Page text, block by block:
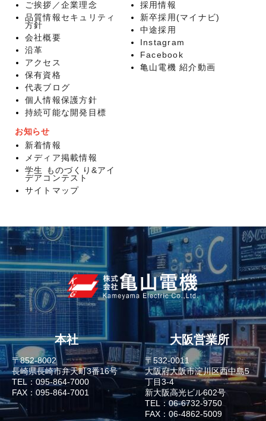
ご挨拶／企業理念
品質情報セキュリティ
方針
会社概要
沿革
アクセス
保有資格
代表ブログ
個人情報保護方針
持続可能な開発目標
採用情報
新卒採用(マイナビ)
中途採用
Instagram
Facebook
亀山電機 紹介動画
お知らせ
新着情報
メディア掲載情報
学生 ものづくり&アイ
デアコンテスト
サイトマップ
本社
〒852-8002
長崎県長崎市弁天町3番16号
TEL：095-864-7000
FAX：095-864-7001
大阪営業所
〒532-0011
大阪府大阪市淀川区西中島5
丁目3-4
新大阪高光ビル602号
TEL：06-6732-9750
FAX：06-4862-5009